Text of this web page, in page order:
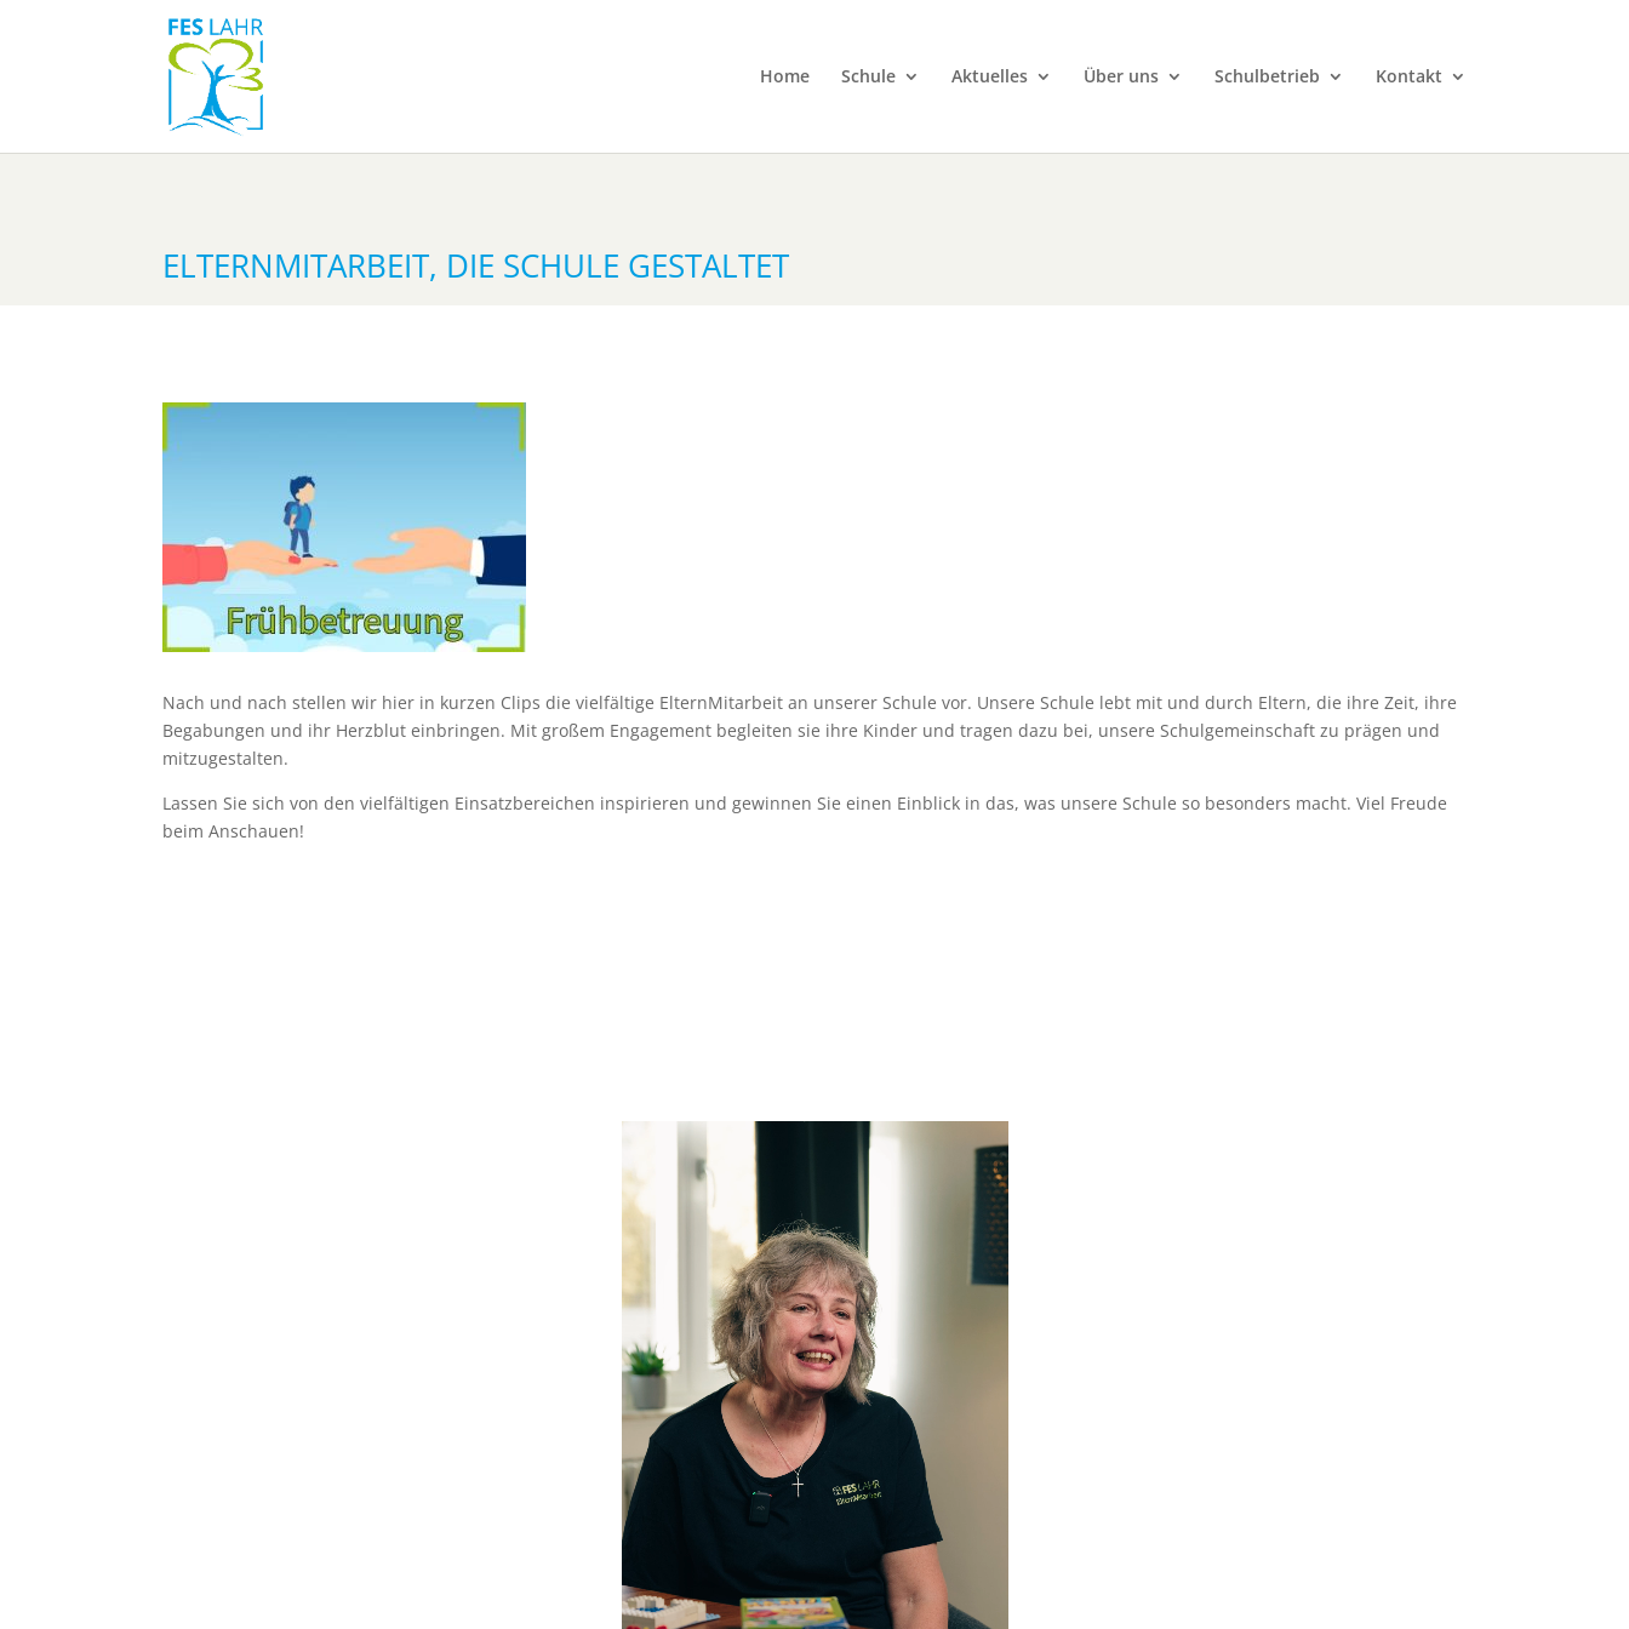
Home Schule Aktuelles Über uns Schulbetrieb Kontakt
ELTERNMITARBEIT, DIE SCHULE GESTALTET
Nach und nach stellen wir hier in kurzen Clips die vielfältige ElternMitarbeit an unserer Schule vor. Unsere Schule lebt mit und durch Eltern, die ihre Zeit, ihre
Begabungen und ihr Herzblut einbringen. Mit großem Engagement begleiten sie ihre Kinder und tragen dazu bei, unsere Schulgemeinschaft zu prägen und
mitzugestalten.
Lassen Sie sich von den vielfältigen Einsatzbereichen inspirieren und gewinnen Sie einen Einblick in das, was unsere Schule so besonders macht. Viel Freude
beim Anschauen!